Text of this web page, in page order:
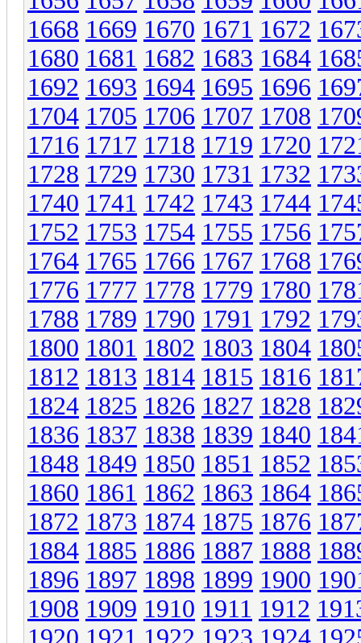
1668 1669 1670 1671 1672
1680 1681 1682 1683 1684
1692 1693 1694 1695 1696
1704 1705 1706 1707 1708
1716 1717 1718 1719 1720
1728 1729 1730 1731 1732
1740 1741 1742 1743 1744
1752 1753 1754 1755 1756
1764 1765 1766 1767 1768
1776 1777 1778 1779 1780
1788 1789 1790 1791 1792
1800 1801 1802 1803 1804
1812 1813 1814 1815 1816
1824 1825 1826 1827 1828
1836 1837 1838 1839 1840
1848 1849 1850 1851 1852
1860 1861 1862 1863 1864
1872 1873 1874 1875 1876
1884 1885 1886 1887 1888
1896 1897 1898 1899 1900
1908 1909 1910 1911 1912